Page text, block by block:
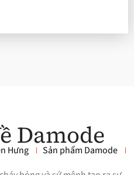
Damode
Hưng Sản phẩm Damode